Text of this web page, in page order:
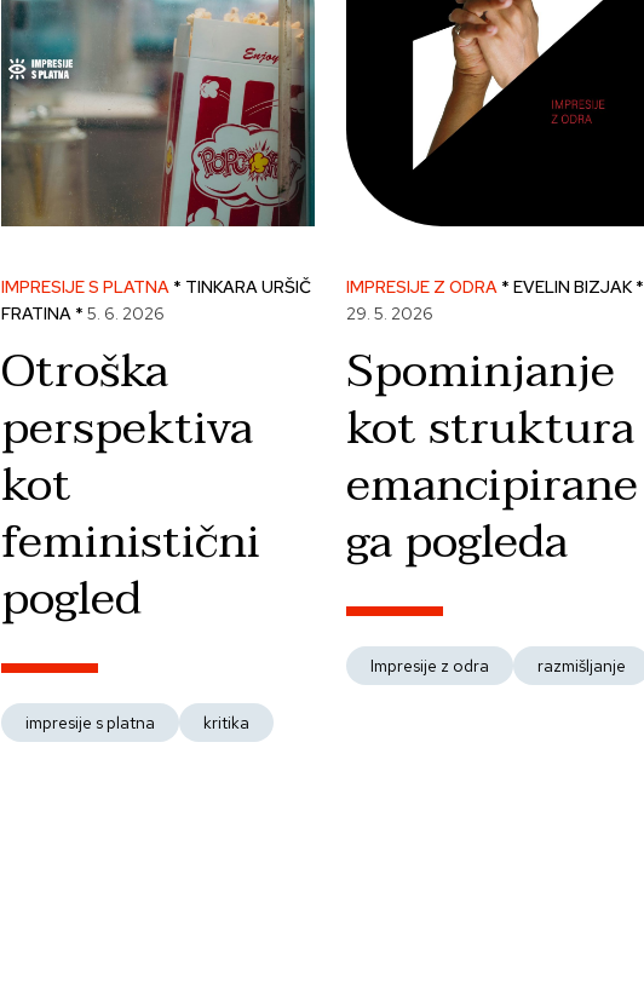
IMPRESIJE S PLATNA * TINKARA URŠIČ
FRATINA * 5. 6. 2026
Otroška
perspektiva
kot
feministični
pogled
impresije s platna kritika
IMPRESIJE Z ODRA * EVELIN BIZJAK *
29. 5. 2026
Spominjanje
kot struktura
emancipirane
ga pogleda
Impresije z odra razmišljanje